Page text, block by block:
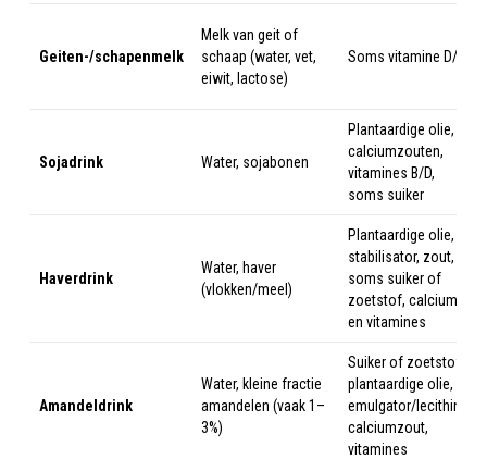
Geiten-/schapenmelk
Melk van geit of
schaap (water, vet,
eiwit, lactose)
Soms vitamine D/A
Sojadrink Water, sojabonen
Plantaardige olie,
calciumzouten,
vitamines B/D,
soms suiker
Haverdrink
Water, haver
(vlokken/meel)
Plantaardige olie,
stabilisator, zout,
soms suiker of
zoetstof, calcium
en vitamines
Amandeldrink
Water, kleine fractie
amandelen (vaak 1–
3%)
Suiker of zoetstof,
plantaardige olie,
emulgator/lecithine,
calciumzout,
vitamines